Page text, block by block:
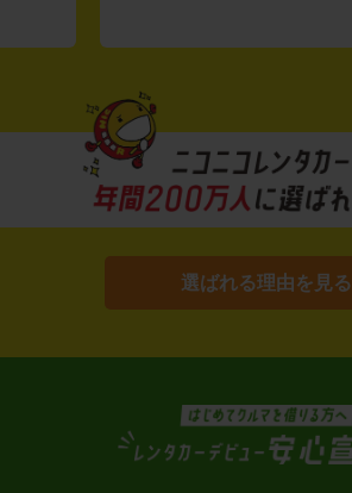
選ばれる理由を見る